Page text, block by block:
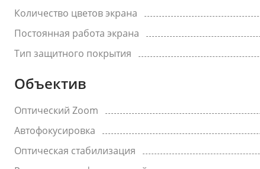
Количество цветов экрана
Постоянная работа экрана
Тип защитного покрытия
Объектив
Оптический Zoom
Автофокусировка
Оптическая стабилизация